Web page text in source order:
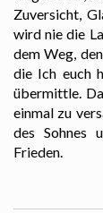
Zuversicht,
wird nie die
dem Weg,
die Ich euch
übermittle.
einmal zu
des Sohnes
Frieden.